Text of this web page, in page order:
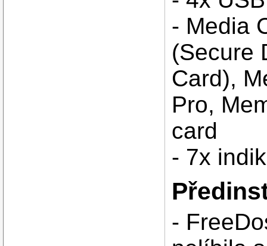
- Media
(Secure
Card),
Pro,
card
- 7x
-